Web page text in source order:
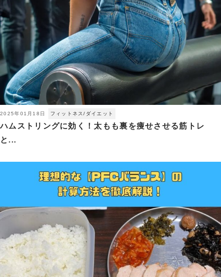
2025年01月18日 フィットネス/ダイエット
ハムストリングに効く！太もも裏を痩せさせる筋トレ
と...